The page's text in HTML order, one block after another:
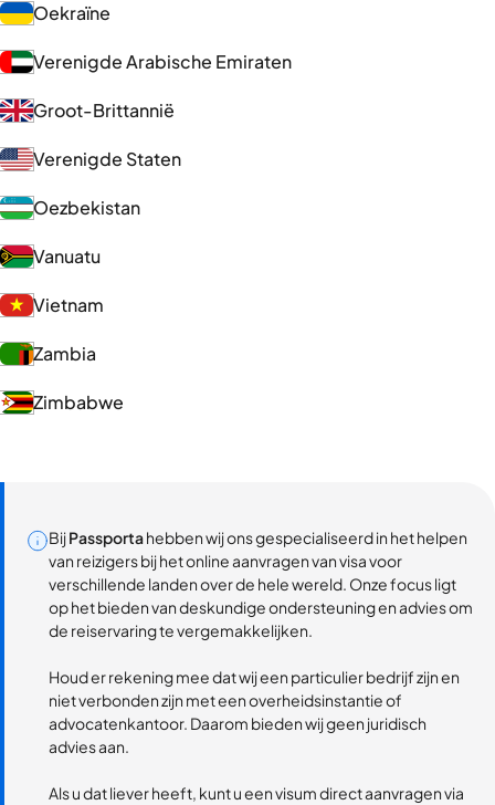
Oekraïne
Verenigde Arabische Emiraten
Groot-Brittannië
Verenigde Staten
Oezbekistan
Vanuatu
Vietnam
Zambia
Zimbabwe
BijPassportahebben wij ons gespecialiseerd in het helpen
van reizigers bij het online aanvragen van visa voor
verschillende landen over de hele wereld. Onze focus ligt
op het bieden van deskundige ondersteuning en advies om
de reiservaring te vergemakkelijken.
Houd er rekening mee dat wij een particulier bedrijf zijn en
niet verbonden zijn met een overheidsinstantie of
advocatenkantoor. Daarom bieden wij geen juridisch
advies aan.
Als u dat liever heeft, kunt u een visum direct aanvragen via